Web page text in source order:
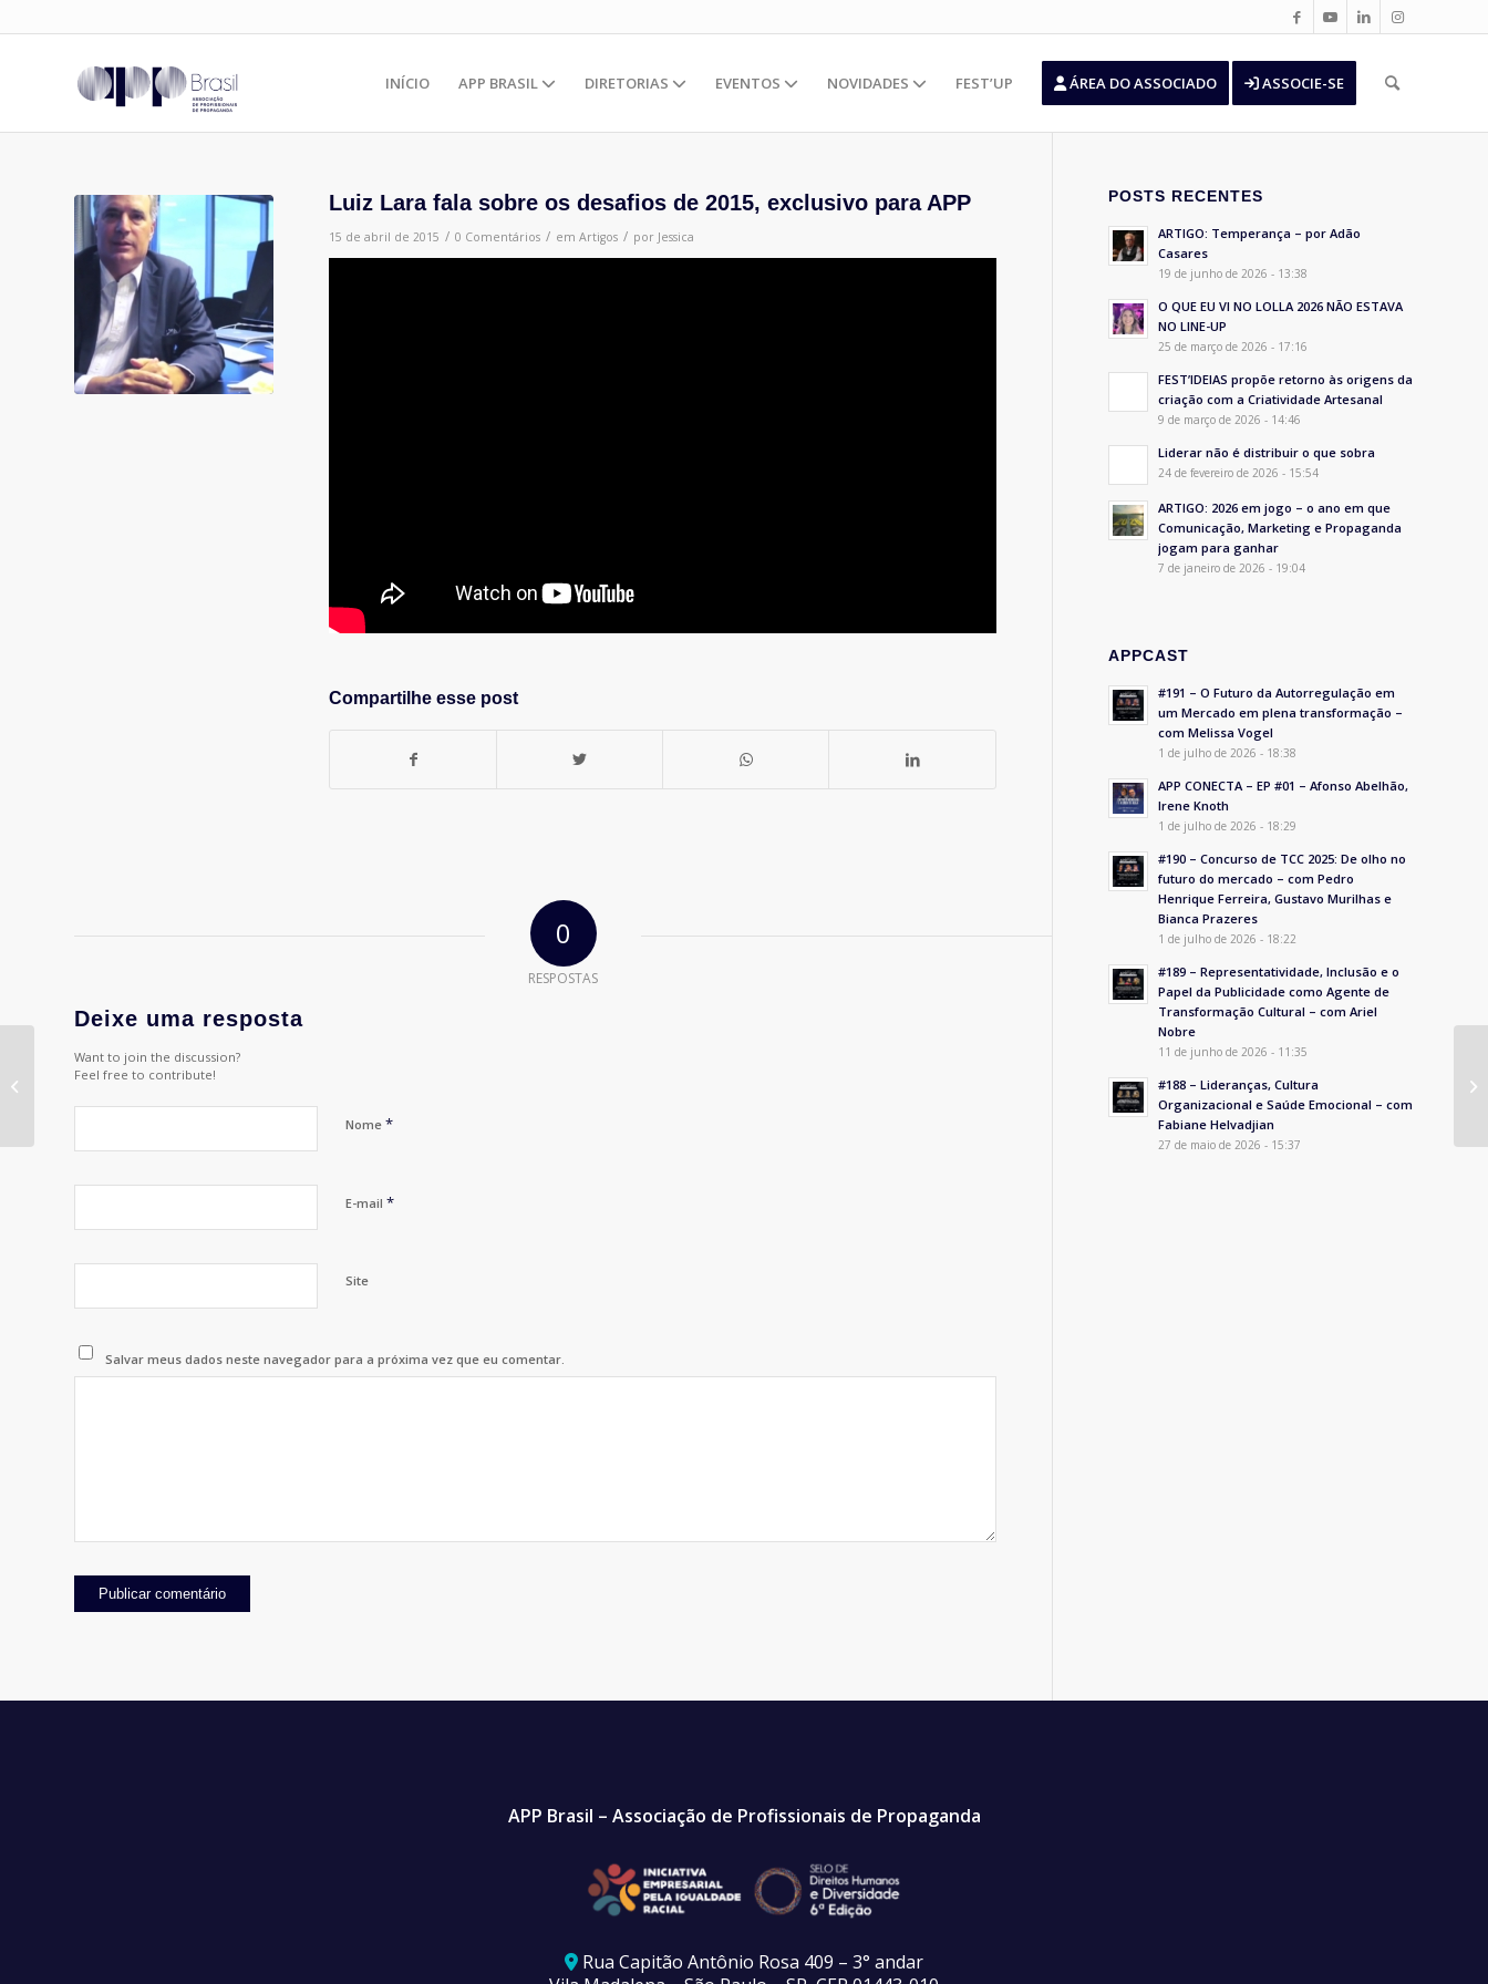
INÍCIO APP BRASIL DIRETORIAS EVENTOS NOVIDADES FEST’UP ÁREA DO ASSOCIADO ASSOCIE-SE
Luiz Lara fala sobre os desafios de 2015, exclusivo para APP
15 de abril de 2015 / 0 Comentários / em Artigos / por Jessica
Compartilhe esse post
0
RESPOSTAS
Deixe uma resposta
Want to join the discussion?
Feel free to contribute!
Nome *
E-mail *
Site
Salvar meus dados neste navegador para a próxima vez que eu comentar.
POSTS RECENTES
ARTIGO: Temperança – por Adão
Casares
19 de junho de 2026 - 13:38
O QUE EU VI NO LOLLA 2026 NÃO ESTAVA
NO LINE-UP
25 de março de 2026 - 17:16
FEST’IDEIAS propõe retorno às origens da
criação com a Criatividade Artesanal
9 de março de 2026 - 14:46
Liderar não é distribuir o que sobra
24 de fevereiro de 2026 - 15:54
ARTIGO: 2026 em jogo – o ano em que
Comunicação, Marketing e Propaganda
jogam para ganhar
7 de janeiro de 2026 - 19:04
APPCAST
#191 – O Futuro da Autorregulação em
um Mercado em plena transformação –
com Melissa Vogel
1 de julho de 2026 - 18:38
APP CONECTA – EP #01 – Afonso Abelhão,
Irene Knoth
1 de julho de 2026 - 18:29
#190 – Concurso de TCC 2025: De olho no
futuro do mercado – com Pedro
Henrique Ferreira, Gustavo Murilhas e
Bianca Prazeres
1 de julho de 2026 - 18:22
#189 – Representatividade, Inclusão e o
Papel da Publicidade como Agente de
Transformação Cultural – com Ariel
Nobre
11 de junho de 2026 - 11:35
#188 – Lideranças, Cultura
Organizacional e Saúde Emocional – com
Fabiane Helvadjian
27 de maio de 2026 - 15:37
APP Brasil – Associação de Profissionais de Propaganda
Rua Capitão Antônio Rosa 409 – 3° andar
Pepsi-Cola, U.S. Top,
Kolynos, Duchas
Corona e Rexona